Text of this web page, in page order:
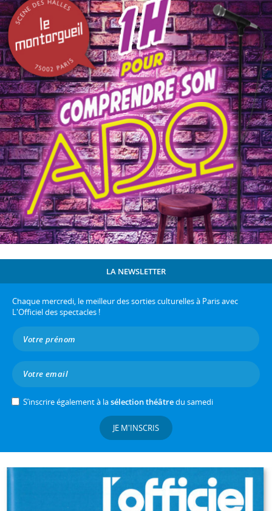
LA NEWSLETTER
Chaque mercredi, le meilleur des sorties culturelles à Paris avec
L'Officiel des spectacles !
S’inscrire également à lasélection théâtredu samedi
JE M'INSCRIS